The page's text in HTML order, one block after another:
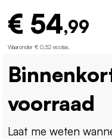
€ 54,99
Waaronder € 0,52 ecotax
voorraad
Laat me weten